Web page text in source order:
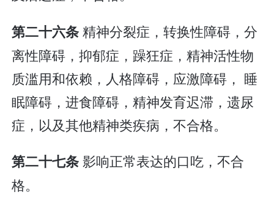
第二十六条精神分裂症，转换性障碍，分
离性障碍，抑郁症，躁狂症，精神活性物
质滥用和依赖，人格障碍，应激障碍， 睡
眠障碍，进食障碍，精神发育迟滞，遗尿
症，以及其他精神类疾病，不合格。
第二十七条影响正常表达的口吃，不合
格。